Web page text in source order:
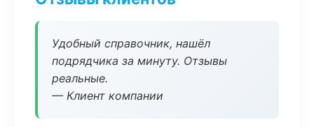
Удобный справочник, нашёл
подрядчика за минуту. Отзывы
реальные.
— Клиент компании